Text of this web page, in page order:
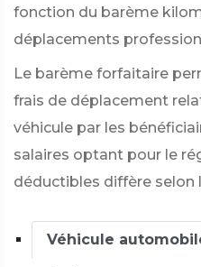
fonction du barème
déplacements
Le barème forfaitaire
frais de déplacement
véhicule par les
salaires optant pour le
déductibles diffère selon
Véhicule